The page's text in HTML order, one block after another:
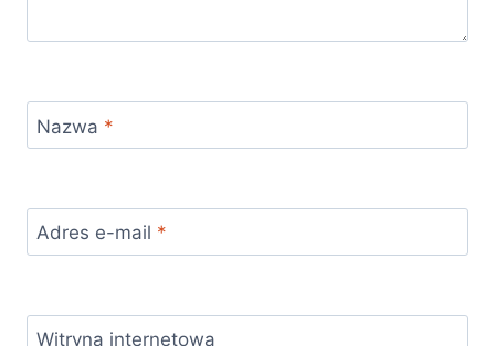
Nazwa *
Adres e-mail *
Witryna internetowa